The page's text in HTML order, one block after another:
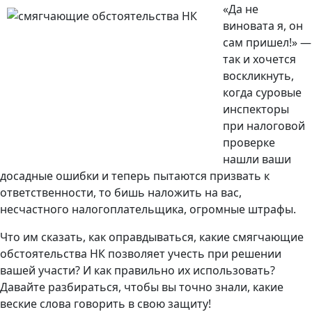
«Да не
виновата я, он
сам пришел!» —
так и хочется
воскликнуть,
когда суровые
инспекторы
при налоговой
проверке
нашли ваши
досадные ошибки и теперь пытаются призвать к
ответственности, то бишь наложить на вас,
несчастного налогоплательщика, огромные штрафы.
Что им сказать, как оправдываться, какие смягчающие
обстоятельства НК позволяет учесть при решении
вашей участи? И как правильно их использовать?
Давайте разбираться, чтобы вы точно знали, какие
веские слова говорить в свою защиту!